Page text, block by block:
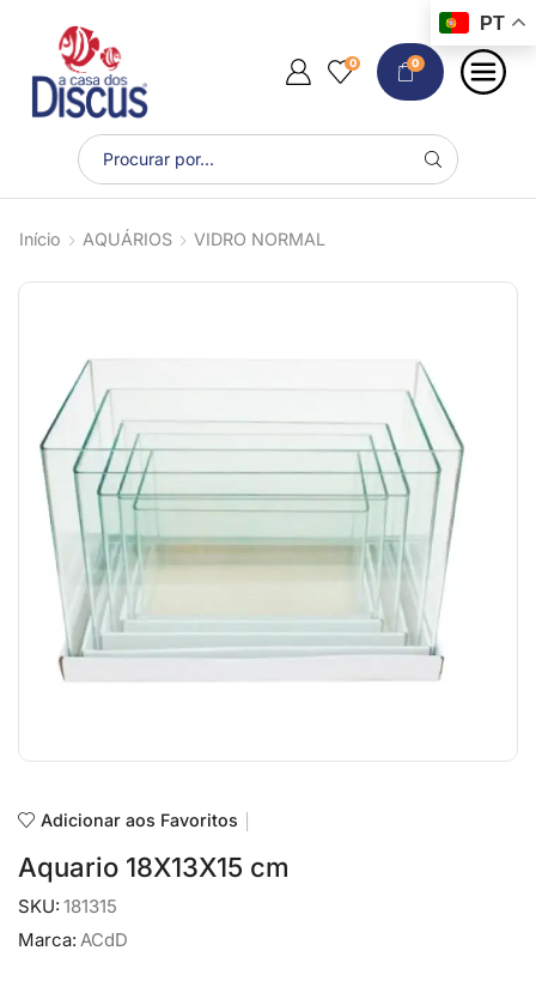
0 0
Início AQUÁRIOS VIDRO NORMAL
Adicionar aos Favoritos
Aquario 18X13X15 cm
SKU: 181315
Marca: ACdD
PT